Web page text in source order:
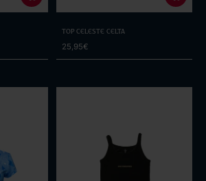
Top Celeste Celta
25,95€